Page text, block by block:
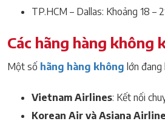
TP.HCM – Dallas: Khoảng 18 –
Các hãng hàng không
Một số hãng hàng không lớn
Vietnam Airlines: Kết nối
Korean Air và Asiana